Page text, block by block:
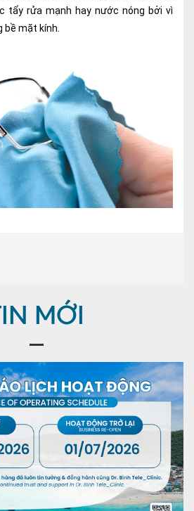
tẩy rửa mạnh hay nước nóng bởi vì
bề mặt kính.
MỚI